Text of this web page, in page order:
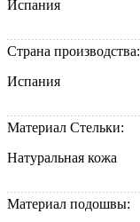
Испания
Страна производства:
Испания
Материал Стельки:
Натуральная кожа
Материал подошвы: